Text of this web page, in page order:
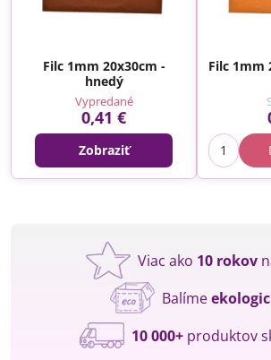
Filc 1mm 20x30cm -
hnedý
Vypredané
0,41 €
Zobraziť
Filc 1mm
Viac ako 10 rokov
Balíme
10 000+produktov